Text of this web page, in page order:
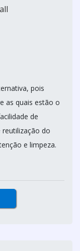
pois
as quais estão o
de
do
e limpeza.